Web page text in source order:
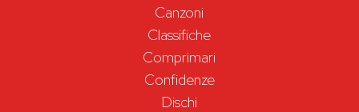
Canzoni
Classifiche
Comprimari
Confidenze
Dischi